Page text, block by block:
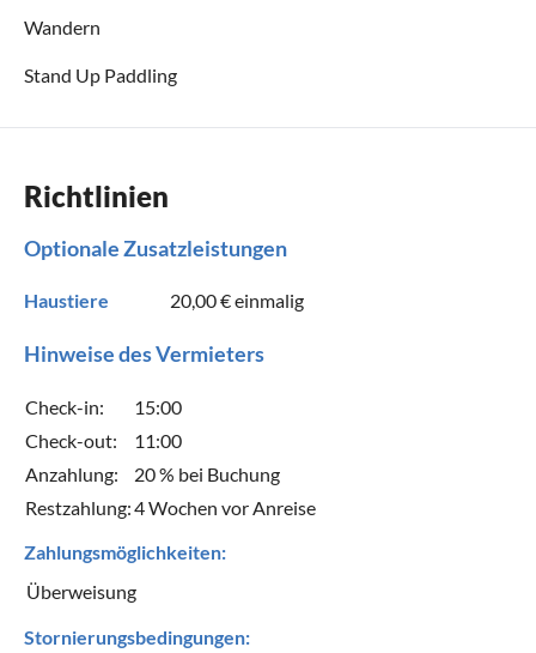
Wandern
Stand Up Paddling
Richtlinien
Optionale Zusatzleistungen
Haustiere 20,00 €einmalig
Hinweise des Vermieters
Check-in:
15:00
Check-out:
11:00
Anzahlung:
20 % bei Buchung
Restzahlung:4 Wochen vor Anreise
Zahlungsmöglichkeiten:
Überweisung
Stornierungsbedingungen: